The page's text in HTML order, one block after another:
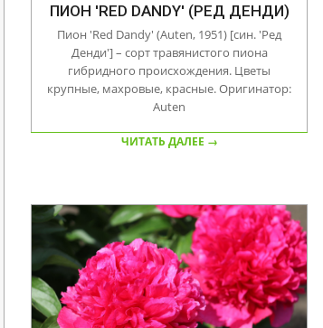
ПИОН 'RED DANDY' (РЕД ДЕНДИ)
Пион 'Red Dandy' (Auten, 1951) [син. 'Ред
Денди'] – сорт травянистого пиона
гибридного происхождения. Цветы
крупные, махровые, красные. Оригинатор:
Auten
ЧИТАТЬ ДАЛЕЕ →